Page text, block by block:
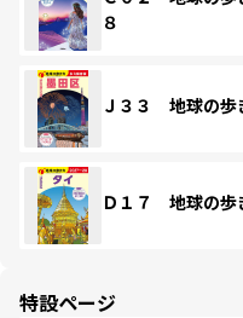
８
Ｊ３３ 地球の
Ｄ１７ 地球の
特設ページ